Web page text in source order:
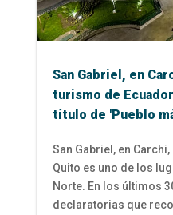
San Gabriel, en
turismo de
título de 'Pueblo
San Gabriel, en
Quito es uno de los
Norte. En los últimos
declaratorias que